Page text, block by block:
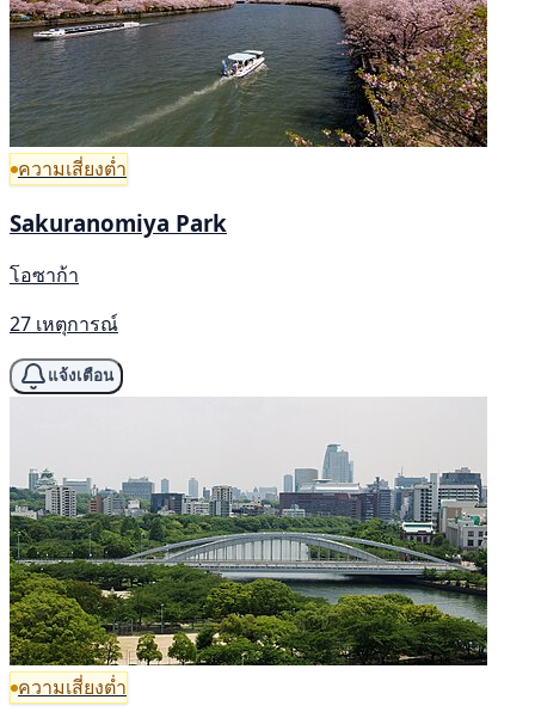
ความเสี่ยงต่ำ
Sakuranomiya Park
โอซาก้า
27 เหตุการณ์
แจ้งเตือน
ความเสี่ยงต่ำ